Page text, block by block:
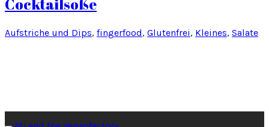
Cocktailsoße
Aufstriche und Dips, fingerfood, Glutenfrei, Kleines, Salate